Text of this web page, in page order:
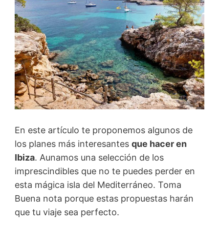
En este artículo te proponemos algunos de
los planes más interesantes que hacer en
Ibiza. Aunamos una selección de los
imprescindibles que no te puedes perder en
esta mágica isla del Mediterráneo. Toma
Buena nota porque estas propuestas harán
que tu viaje sea perfecto.